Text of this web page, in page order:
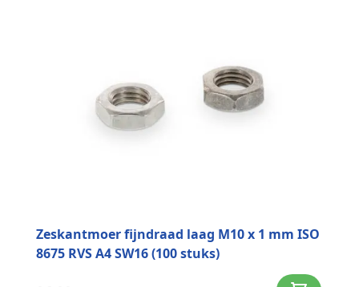
Zeskantmoer fijndraad laag M10 x 1 mm ISO
8675 RVS A4 SW16 (100 stuks)